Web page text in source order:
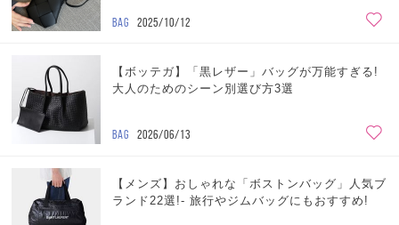
BAG 2025/10/12
【ボッテガ】「黒レザー」バッグが万能すぎる!
大人のためのシーン別選び方3選
BAG 2026/06/13
【メンズ】おしゃれな「ボストンバッグ」人気ブ
ランド22選!- 旅行やジムバッグにもおすすめ!